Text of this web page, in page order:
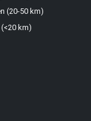
(20-50 km)
km)